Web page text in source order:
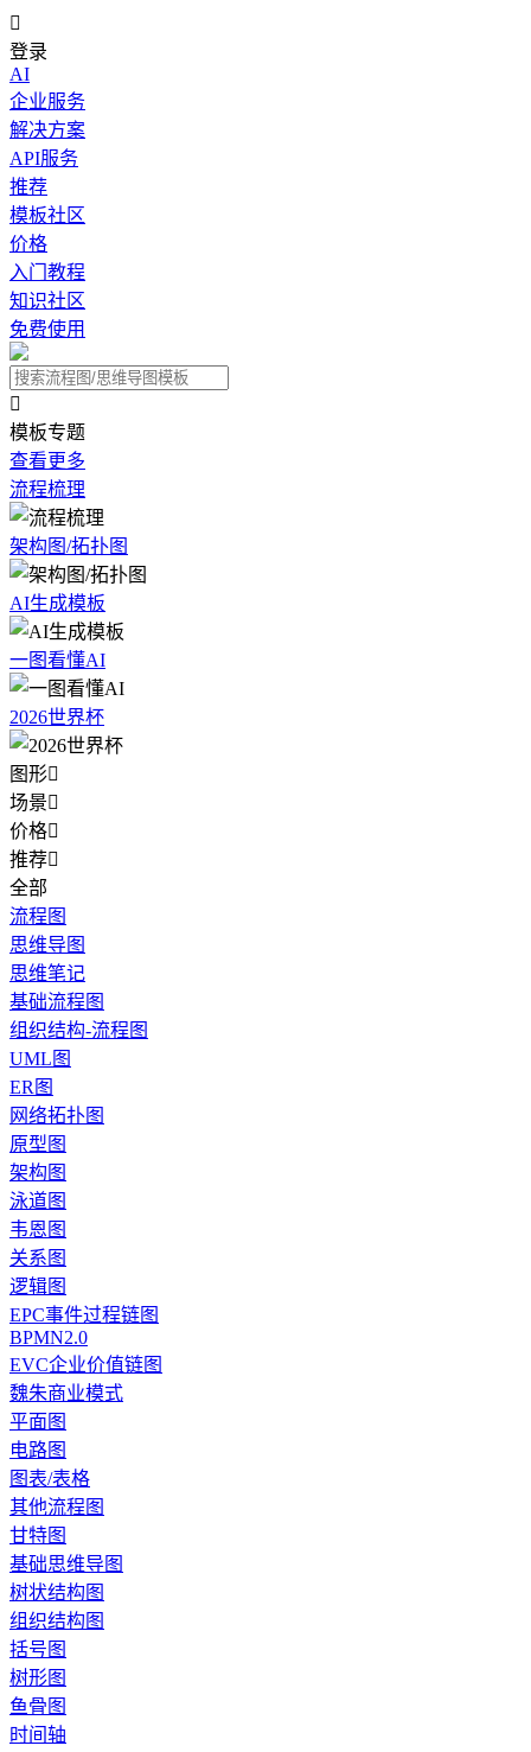

登录
AI
企业服务
解决方案
API服务
推荐
模板社区
价格
入门教程
知识社区
免费使用

模板专题
查看更多
流程梳理
架构图/拓扑图
AI生成模板
一图看懂AI
2026世界杯
图形
场景
价格
推荐
全部
流程图
思维导图
思维笔记
基础流程图
组织结构-流程图
UML图
ER图
网络拓扑图
原型图
架构图
泳道图
韦恩图
关系图
逻辑图
EPC事件过程链图
BPMN2.0
EVC企业价值链图
魏朱商业模式
平面图
电路图
图表/表格
其他流程图
甘特图
基础思维导图
树状结构图
组织结构图
括号图
树形图
鱼骨图
时间轴